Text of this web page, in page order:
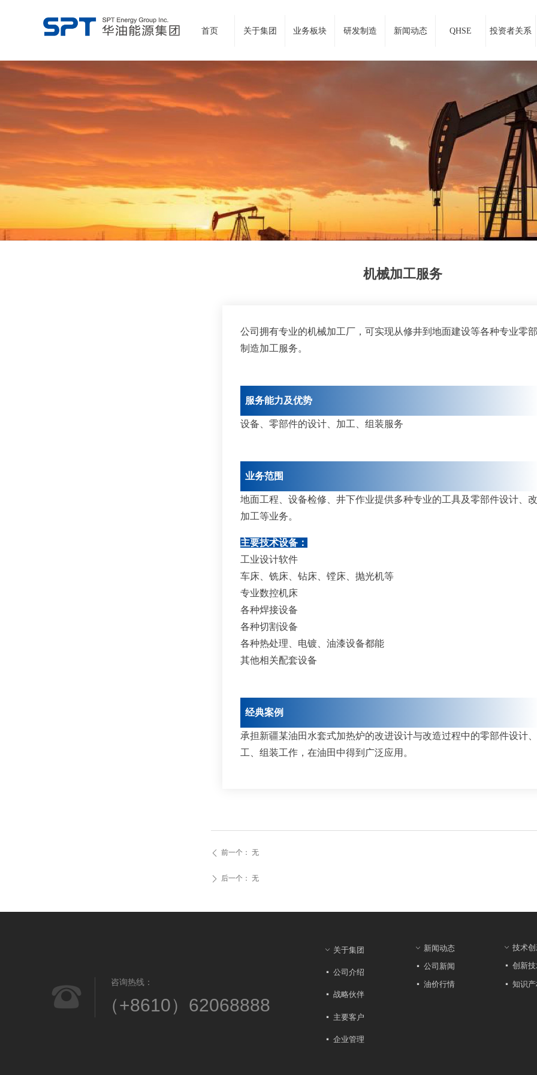
首页 关于集团 业务板块 研发制造 新闻动态 QHSE 投资者关系
机械加工服务
公司拥有专业的机械加工厂，可实现从修井到地面建设等各种专业零
制造加工服务。
服务能力及优势
设备、零部件的设计、加工、组装服务
业务范围
地面工程、设备检修、井下作业提供多种专业的工具及零部件设计、
加工等业务。
主要技术设备：
工业设计软件
车床、铣床、钻床、镗床、抛光机等
专业数控机床
各种焊接设备
各种切割设备
各种热处理、电镀、油漆设备都能
其他相关配套设备
经典案例
承担新疆某油田水套式加热炉的改进设计与改造过程中的零部件设计
工、组装工作，在油田中得到广泛应用。
ꄴ 前一个： 无
ꄲ 后一个： 无
ꀁ 关于集团
넷 公司介绍
넷 战略伙伴
넷 主要客户
넷 企业管理
ꀁ 新闻动态
넷 公司新闻
넷 油价行情
ꀁ 技术
넷 创新
넷 知识
뀰 咨询热线：
（+8610）62068888